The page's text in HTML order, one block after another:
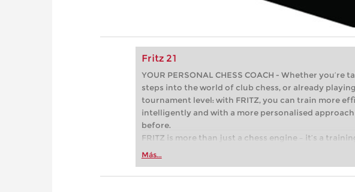
Fritz 21
YOUR PERSONAL CHESS COACH - Whether you’re
steps into the world of club chess, or already
tournament level: with FRITZ, you can train more
intelligently and with a more personalised
before.
FRITZ is more than just a chess engine – it’s a
Whether you’re taking your first steps into the world
more efficiently, intelligently and with a more
Más...